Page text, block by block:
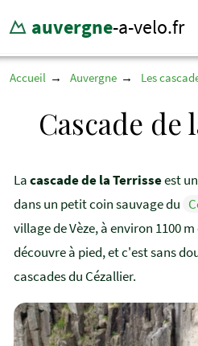
auvergne-a-velo.fr
Accueil Auvergne Les
Cascade de
Lacascade de la Terrisseest
dans un petit coin sauvage du
village de Vèze, à environ 1100
découvre à pied, et c'est sans
cascades du Cézallier.